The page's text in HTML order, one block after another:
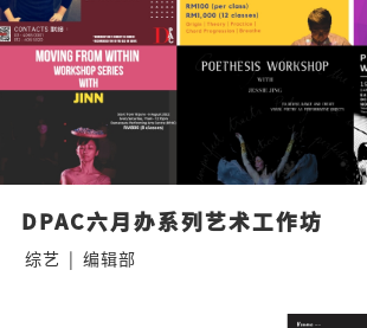
DPAC六月办系列艺术工作坊
综艺 | 编辑部